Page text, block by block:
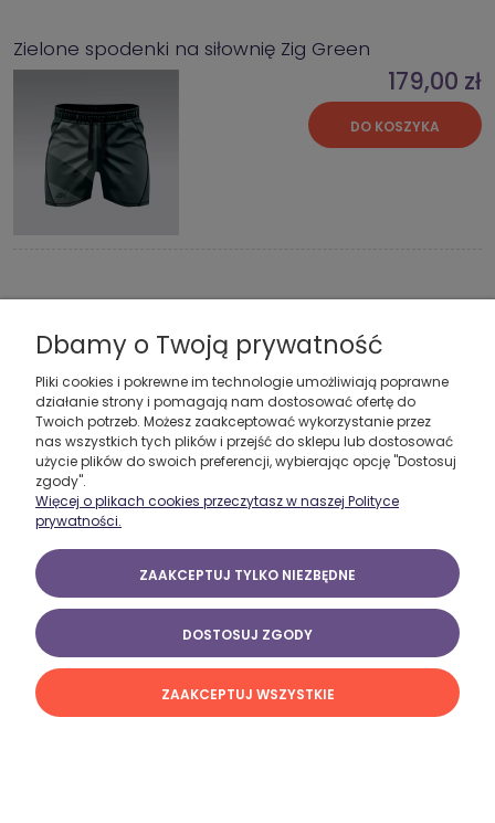
Zielone spodenki na siłownię Zig Green
179,00 zł
DO KOSZYKA
249,00 zł
DO KOSZYKA
Czarne spodenki sportowe Plazm
179,00 zł
DO KOSZYKA
Dbamy o Twoją prywatność
Pliki cookies i pokrewne im technologie umożliwiają poprawne
działanie strony i pomagają nam dostosować ofertę do
Twoich potrzeb. Możesz zaakceptować wykorzystanie przez
nas wszystkich tych plików i przejść do sklepu lub dostosować
użycie plików do swoich preferencji, wybierając opcję "Dostosuj
zgody".
Więcej o plikach cookies przeczytasz w naszej Polityce
prywatności.
ZAAKCEPTUJ TYLKO NIEZBĘDNE
DOSTOSUJ ZGODY
ZAAKCEPTUJ WSZYSTKIE